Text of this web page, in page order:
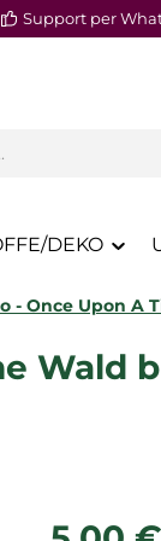
Support per
DEKO
- Once Upon A
Wald
Regulärer